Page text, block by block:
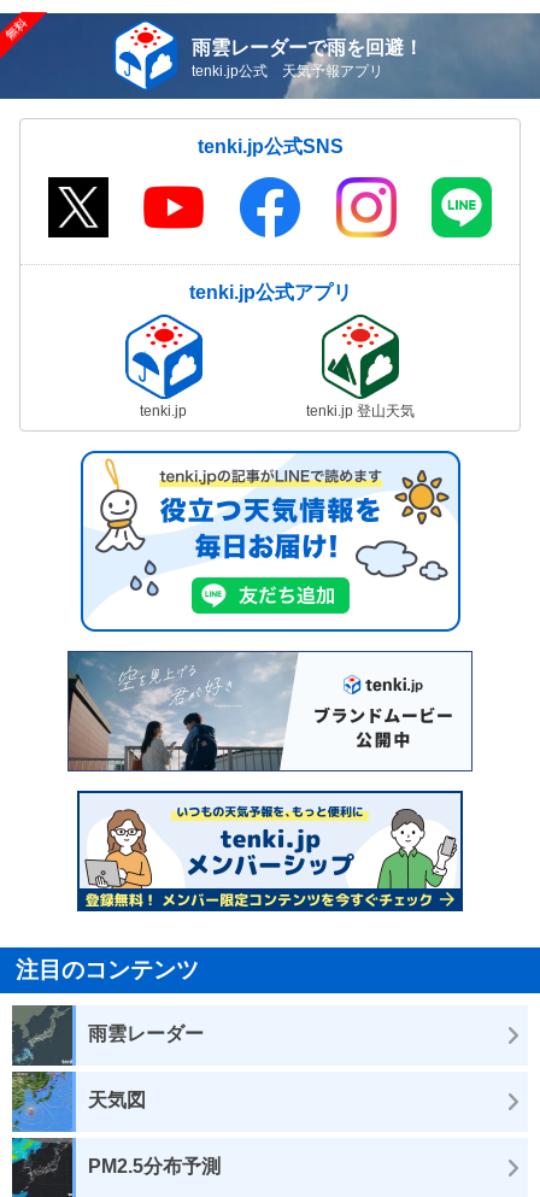
雨雲レーダーで雨を回避！
tenki.jp公式 天気予報アプリ
tenki.jp公式SNS
tenki.jp公式アプリ
tenki.jp tenki.jp 登山天気
注目のコンテンツ
雨雲レーダー
天気図
PM2.5分布予測